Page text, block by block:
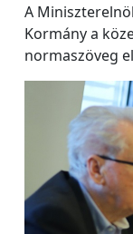
A
Kormány a
normaszöveg